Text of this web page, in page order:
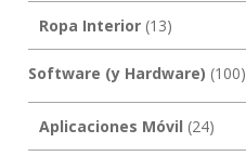
Ropa Interior(13)
Software (y Hardware) (100)
Aplicaciones Móvil (24)